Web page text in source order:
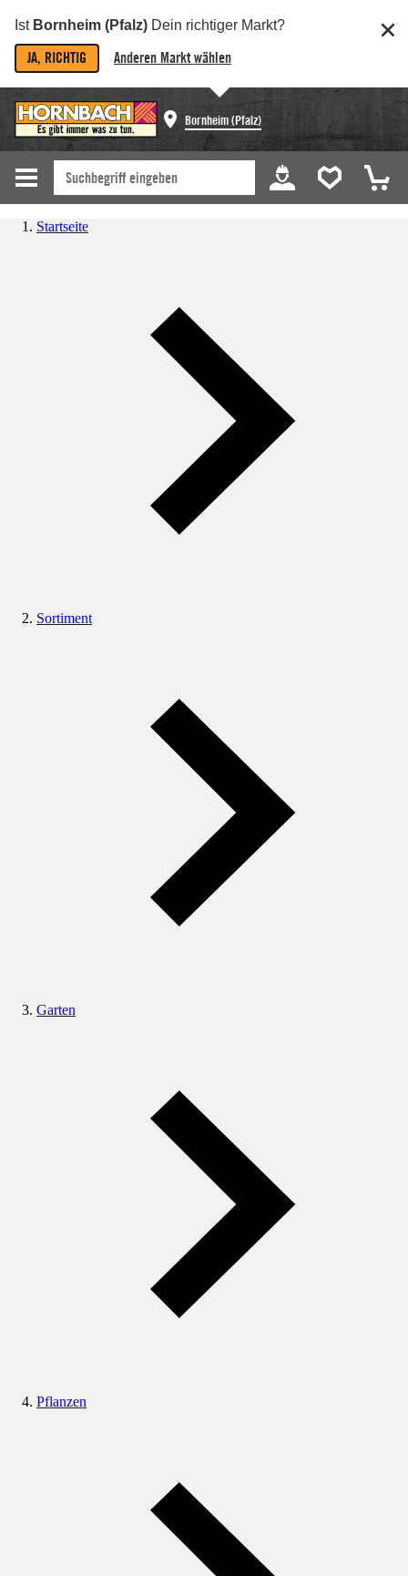
Ist Bornheim (Pfalz) Dein richtiger Markt?
JA, RICHTIG Anderen Markt wählen
Bornheim (Pfalz)
Startseite
Sortiment
Garten
Pflanzen